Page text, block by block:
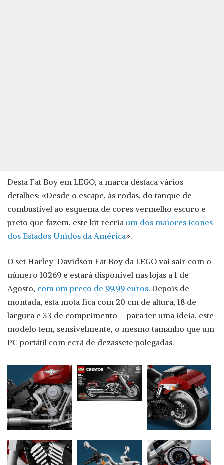
Desta Fat Boy em LEGO, a marca destaca vários
detalhes: «Desde o escape, às rodas, do tanque de
combustível ao esquema de cores vermelho escuro e
preto que fazem, este kit recria um dos maiores ícones
dos Estados Unidos da América».
O set Harley-Davidson Fat Boy da LEGO vai sair com o
número 10269 e estará disponível nas lojas a 1 de
Agosto, com um preço de 99,99 euros. Depois de
montada, esta mota fica com 20 cm de altura, 18 de
largura e 33 de comprimento – para ter uma ideia, este
modelo tem, sensivelmente, o mesmo tamanho que um
PC portátil com ecrã de dezassete polegadas.